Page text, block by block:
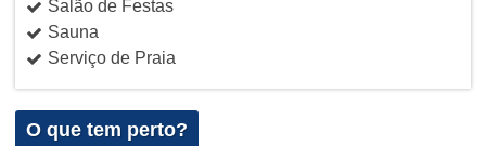
Salão de Festas
Sauna
Serviço de Praia
O que tem perto?